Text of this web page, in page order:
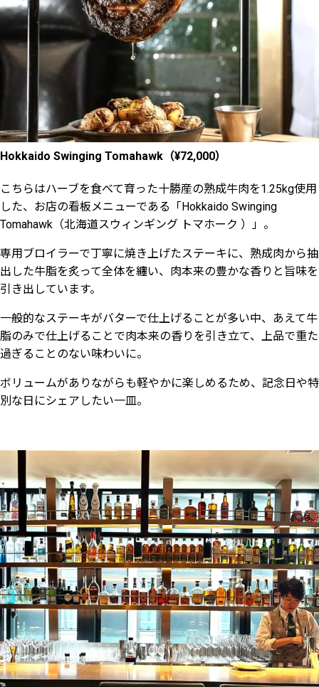
Hokkaido Swinging Tomahawk（¥72,000）
こちらはハーブを食べて育った十勝産の熟成牛肉を1.25kg使用
した、お店の看板メニューである「Hokkaido Swinging
Tomahawk（北海道スウィンギング トマホーク ）」。
専用ブロイラーで丁寧に焼き上げたステーキに、熟成肉から抽
出した牛脂を炙って全体を纏い、肉本来の豊かな香りと旨味を
引き出しています。
一般的なステーキがバターで仕上げることが多い中、あえて牛
脂のみで仕上げることで肉本来の香りを引き立て、上品で重た
過ぎることのない味わいに。
ボリュームがありながらも軽やかに楽しめるため、記念日や特
別な日にシェアしたい一皿。